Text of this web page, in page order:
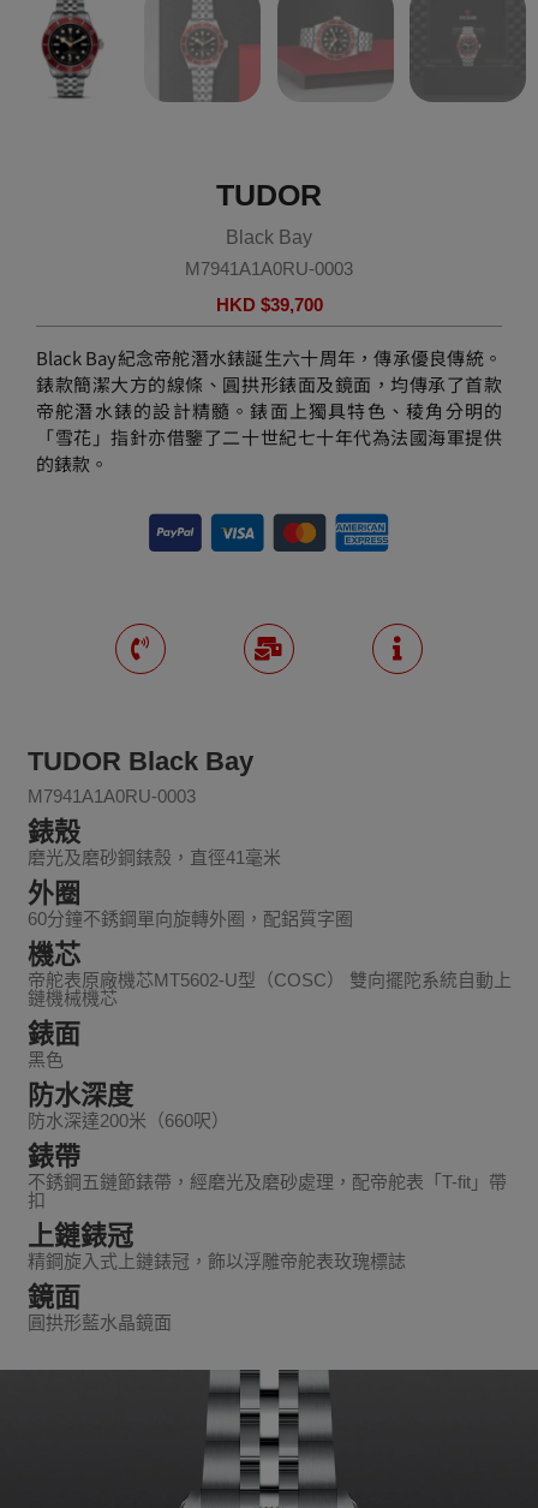
TUDOR
Black Bay
M7941A1A0RU-0003
HKD $39,700
Black Bay紀念帝舵潛水錶誕生六十周年，傳承優良傳統。
錶款簡潔大方的線條、圓拱形錶面及鏡面，均傳承了首款
帝舵潛水錶的設計精髓。錶面上獨具特色、稜角分明的
「雪花」指針亦借鑒了二十世紀七十年代為法國海軍提供
的錶款。
TUDOR Black Bay
M7941A1A0RU-0003
錶殼
磨光及磨砂鋼錶殼，直徑41毫米
外圈
60分鐘不銹鋼單向旋轉外圈，配鋁質字圈
機芯
帝舵表原廠機芯MT5602-U型（COSC） 雙向擺陀系統自動上
鏈機械機芯
錶面
黑色
防水深度
防水深達200米（660呎）
錶帶
不銹鋼五鏈節錶帶，經磨光及磨砂處理，配帝舵表「T-fit」帶
扣
上鏈錶冠
精鋼旋入式上鏈錶冠，飾以浮雕帝舵表玫瑰標誌
鏡面
圓拱形藍水晶鏡面